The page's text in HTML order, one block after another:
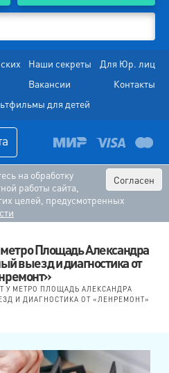
Наши секреты
Для Юр. лиц
Вакансии
Контакты
для детей
Согласен
на обработку
работы сайта,
целей, предусмотренных
Площадь Александра
выезд и диагностика от
У МЕТРО ПЛОЩАДЬ АЛЕКСАНДРА
И ДИАГНОСТИКА ОТ «ЛЕНРЕМОНТ»